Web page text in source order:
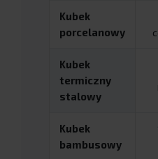
Kubek
porcelanowy
Kubek
termiczny
stalowy
Kubek
bambusowy